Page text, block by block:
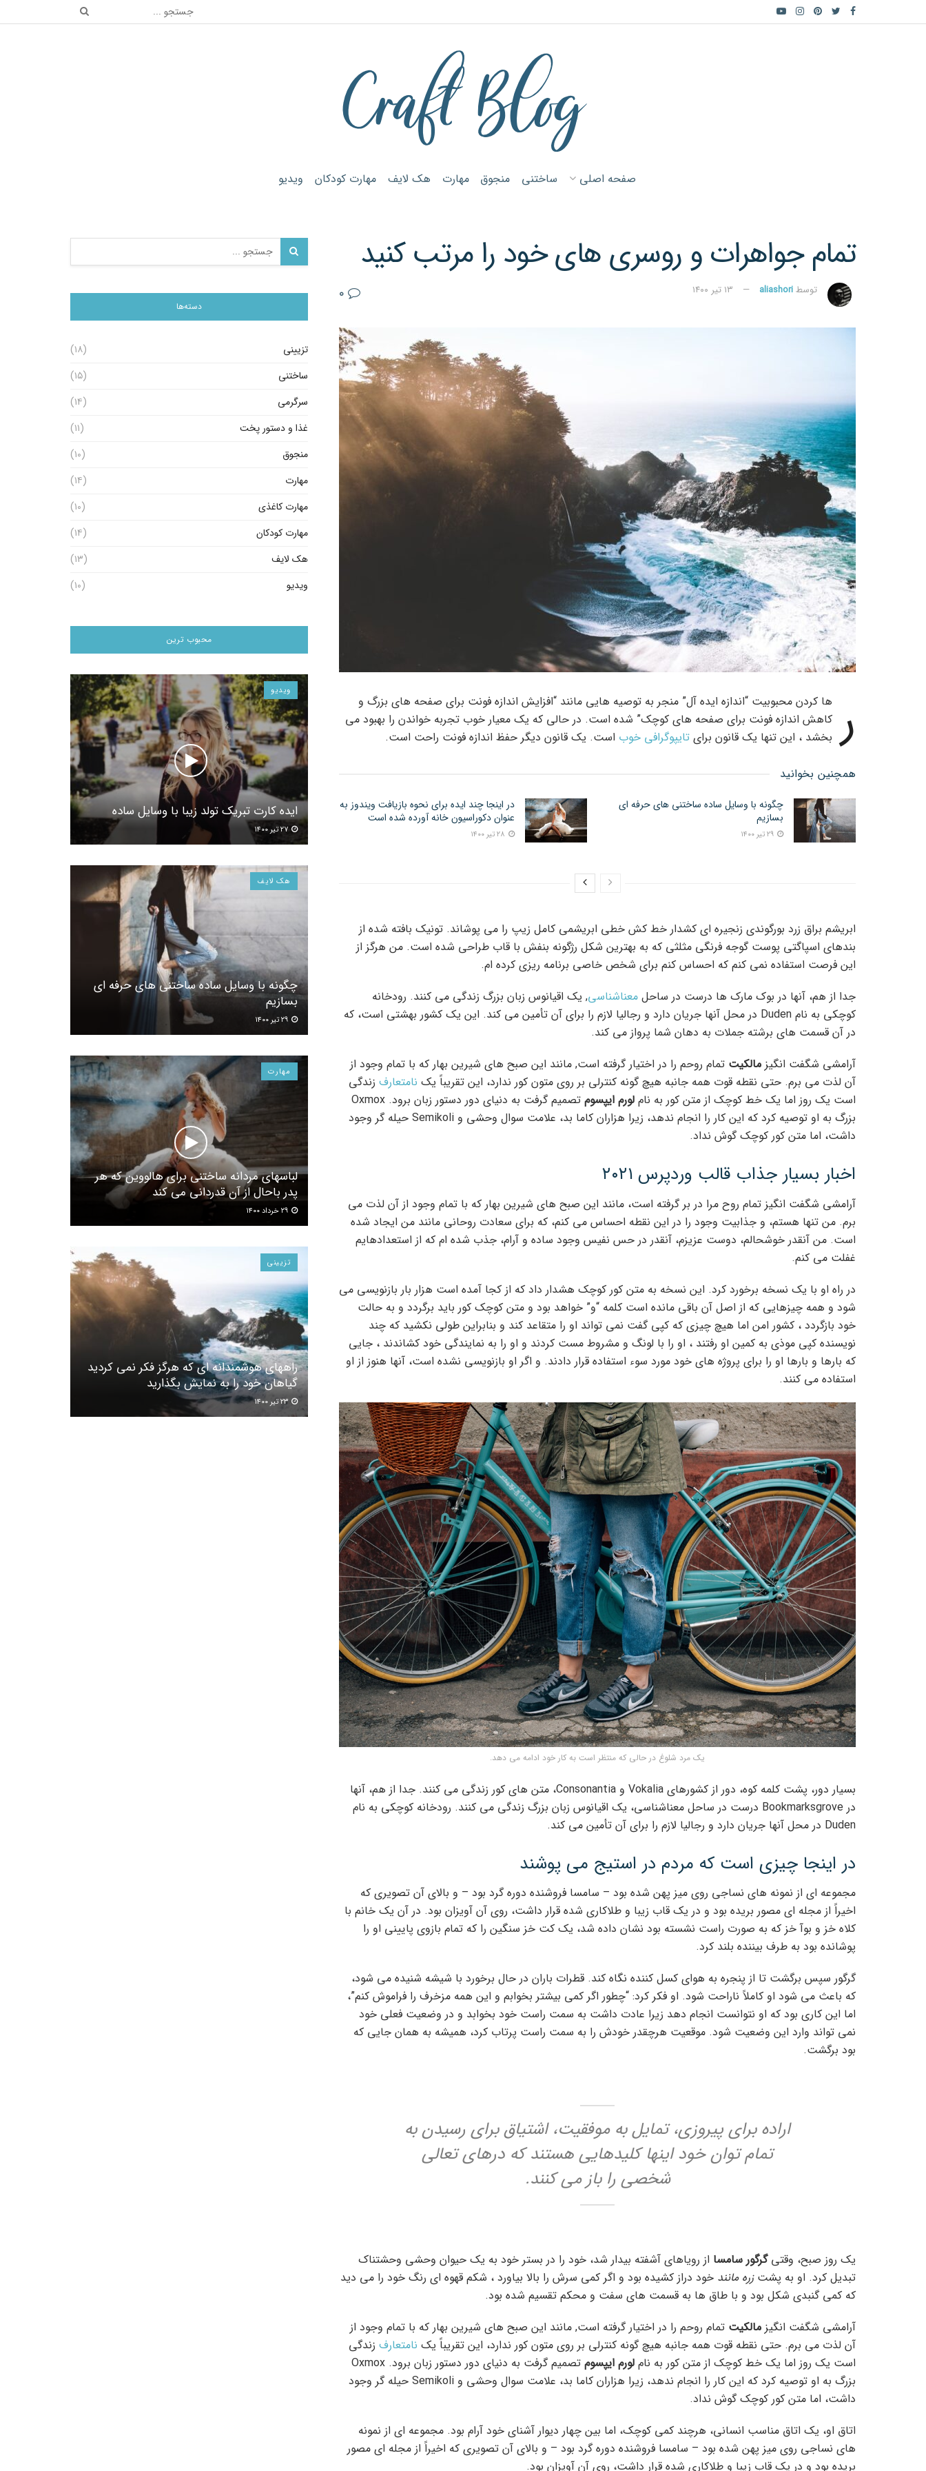
صفحه اصلی ساختنی منجوق مهارت هک لایف مهارت کودکان ویدیو
تمام جواهرات و روسری های خود را مرتب کنید
توسطaliashori ۱۳ تیر ۱۴۰۰
ر
ها کردن محبوبیت “اندازه ایده آل” منجر به توصیه هایی مانند “افزایش اندازه فونت برای صفحه های بزرگ و
کاهش اندازه فونت برای صفحه های کوچک” شده است. در حالی که یک معیار خوب تجربه خواندن را بهبود می
بخشد ، این تنها یک قانون برای تایپوگرافی خوب است. یک قانون دیگر حفظ اندازه فونت راحت است.
همچنین بخوانید
چگونه با وسایل ساده ساختنی های حرفه ای
بسازیم
در اینجا چند ایده برای نحوه بازیافت ویندوز به
عنوان دکوراسیون خانه آورده شده است
ابریشم براق زرد بورگوندی زنجیره ای کشدار خط کش خطی ابریشمی کامل زیپ را می پوشاند. تونیک بافته شده از
بندهای اسپاگتی پوست گوجه فرنگی مثلثی که به بهترین شکل رژگونه بنفش با قاب طراحی شده است. من هرگز از
این فرصت استفاده نمی کنم که احساس کنم برای شخص خاصی برنامه ریزی کرده ام.
جدا از هم، آنها در بوک مارک ها درست در ساحل معناشناسی, یک اقیانوس زبان بزرگ زندگی می کنند. رودخانه
کوچکی به نام Duden در محل آنها جریان دارد و رجالیا لازم را برای آن تأمین می کند. این یک کشور بهشتی است، که
در آن قسمت های برشته جملات به دهان شما پرواز می کند.
آرامشی شگفت انگیز مالکیت تمام روحم را در اختیار گرفته است, مانند این صبح های شیرین بهار که با تمام وجود از
آن لذت می برم. حتی نقطه قوت همه جانبه هیچ گونه کنترلی بر روی متون کور ندارد، این تقریباً یک نامتعارف زندگی
است یک روز اما یک خط کوچک از متن کور به نام لورم ایپسوم
تصمیم گرفت به دنیای دور دستور زبان برود. Oxmox
بزرگ به او توصیه کرد که این کار را انجام ندهد، زیرا هزاران کاما بد، علامت سوال وحشی و Semikoli حیله گر وجود
داشت، اما متن کور کوچک گوش نداد.
اخبار بسیار جذاب قالب وردپرس ۲۰۲۱
آرامشی شگفت انگیز تمام روح مرا در بر گرفته است، مانند این صبح های شیرین بهار که با تمام وجود از آن لذت می
برم. من تنها هستم، و جذابیت وجود را در این نقطه احساس می کنم، که برای سعادت روحانی مانند من ایجاد شده
است. من آنقدر خوشحالم، دوست عزیزم، آنقدر در حس نفیس وجود ساده و آرام، جذب شده ام که از استعدادهایم
غفلت می کنم.
در راه او با یک نسخه برخورد کرد. این نسخه به متن کور کوچک هشدار داد که از کجا آمده است هزار بار بازنویسی می
شود و همه چیزهایی که از اصل آن باقی مانده است کلمه “و” خواهد بود و متن کوچک کور باید برگردد و به حالت
خود بازگردد ، کشور امن اما هیچ چیزی که کپی گفت نمی تواند او را متقاعد کند و بنابراین طولی نکشید که چند
نویسنده کپی موذی به کمین او رفتند ، او را با لونگ و مشروط مست کردند و او را به نمایندگی خود کشاندند ، جایی
که بارها و بارها او را برای پروژه های خود مورد سوء استفاده قرار دادند. و اگر او بازنویسی نشده است، آنها هنوز از او
استفاده می کنند.
یک مرد شلوغ در حالی که منتظر است به کار خود ادامه می دهد.
بسیار دور، پشت کلمه کوه، دور از کشورهای Vokalia و Consonantia، متن های کور زندگی می کنند. جدا از هم، آنها
در Bookmarksgrove درست در ساحل معناشناسی، یک اقیانوس زبان بزرگ زندگی می کنند. رودخانه کوچکی به نام
Duden در محل آنها جریان دارد و رجالیا لازم را برای آن تأمین می کند.
در اینجا چیزی است که مردم در استیج می پوشند
مجموعه ای از نمونه های نساجی روی میز پهن شده بود – سامسا فروشنده دوره گرد بود – و بالای آن تصویری که
اخیراً از مجله ای مصور بریده بود و در یک قاب زیبا و طلاکاری شده قرار داشت، روی آن آویزان بود. در آن یک خانم با
کلاه خز و بوآ خز که به صورت راست نشسته بود نشان داده شد، یک کت خز سنگین را که تمام بازوی پایینی او را
پوشانده بود به طرف بیننده بلند کرد.
گرگور سپس برگشت تا از پنجره به هوای کسل کننده نگاه کند. قطرات باران در حال برخورد با شیشه شنیده می شود،
که باعث می شود او کاملاً ناراحت شود. او فکر کرد: “چطور اگر کمی بیشتر بخوابم و این همه مزخرف را فراموش کنم”،
اما این کاری بود که او نتوانست انجام دهد زیرا عادت داشت به سمت راست خود بخوابد و در وضعیت فعلی خود
نمی تواند وارد این وضعیت شود. موقعیت هرچقدر خودش را به سمت راست پرتاب کرد، همیشه به همان جایی که
بود برگشت.
اراده برای پیروزی، تمایل به موفقیت، اشتیاق برای رسیدن به
تمام توان خود اینها کلیدهایی هستند که درهای تعالی
شخصی را باز می کنند.
یک روز صبح، وقتیگرگور سامسا از رویاهای آشفته بیدار شد، خود را در بستر خود به یک حیوان وحشی وحشتناک
تبدیل کرد. او به پشتزره مانند خود دراز کشیده بود و اگر کمی سرش را بالا بیاورد ، شکم قهوه ای رنگ خود را می دید
که کمی گنبدی شکل بود و با طاق ها به قسمت های سفت و محکم تقسیم شده بود.
آرامشی شگفت انگیز مالکیت تمام روحم را در اختیار گرفته است, مانند این صبح های شیرین بهار که با تمام وجود از
آن لذت می برم. حتی نقطه قوت همه جانبه هیچ گونه کنترلی بر روی متون کور ندارد، این تقریباً یک نامتعارف زندگی
است یک روز اما یک خط کوچک از متن کور به نام لورم ایپسوم
تصمیم گرفت به دنیای دور دستور زبان برود. Oxmox
بزرگ به او توصیه کرد که این کار را انجام ندهد، زیرا هزاران کاما بد، علامت سوال وحشی و Semikoli حیله گر وجود
داشت، اما متن کور کوچک گوش نداد.
اتاق او، یک اتاق مناسب انسانی، هرچند کمی کوچک، اما بین چهار دیوار آشنای خود آرام بود. مجموعه ای از نمونه
های نساجی روی میز پهن شده بود – سامسا فروشنده دوره گرد بود – و بالای آن تصویری که اخیراً از مجله ای مصور
بریده بود و در یک قاب زیبا و طلاکاری شده قرار داشت، روی آن آویزان بود.
دسته‌ها
تزیینی
(۱۸)
ساختنی
(۱۵)
سرگرمی
(۱۴)
غذا و دستور پخت
(۱۱)
منجوق
(۱۰)
مهارت
(۱۴)
مهارت کاغذی
(۱۰)
مهارت کودکان
(۱۴)
هک لایف
(۱۳)
ویدیو
(۱۰)
محبوب ترین
ویدیو
ایده کارت تبریک تولد زیبا با وسایل ساده
هک لایف
چگونه با وسایل ساده ساختنی های حرفه ای
بسازیم
مهارت
لباسهای مردانه ساختنی برای هالووین که هر
پدر باحال از آن قدردانی می کند
تزیینی
راههای هوشمندانه ای که هرگز فکر نمی کردید
گیاهان خود را به نمایش بگذارید